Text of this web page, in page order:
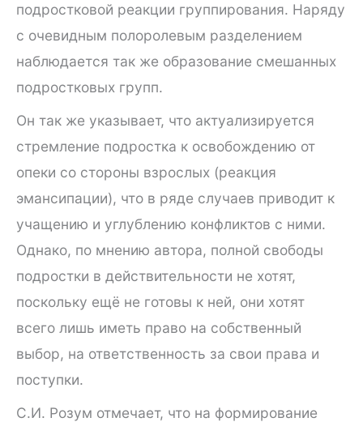
подростковой реакции группирования. Наряду
с очевидным полоролевым разделением
наблюдается так же образование смешанных
подростковых групп.
Он так же указывает, что актуализируется
стремление подростка к освобождению от
опеки со стороны взрослых (реакция
эмансипации), что в ряде случаев приводит к
учащению и углублению конфликтов с ними.
Однако, по мнению автора, полной свободы
подростки в действительности не хотят,
поскольку ещё не готовы к ней, они хотят
всего лишь иметь право на собственный
выбор, на ответственность за свои права и
поступки.
С.И. Розум отмечает, что на формирование